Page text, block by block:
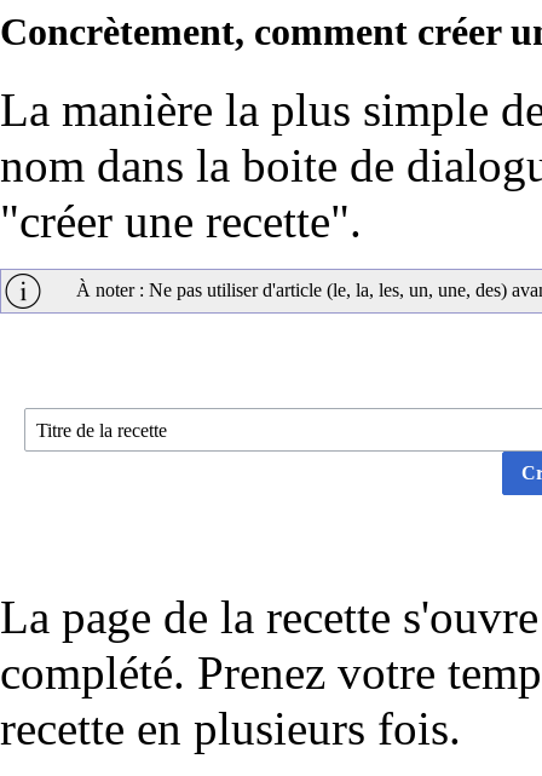
Concrètement, comment créer
La manière la plus simple
nom dans la boite de
"créer une recette".
À noter : Ne pas utiliser d'article (le, la, les, un, une, des)
La page de la recette
complété. Prenez votre
recette en plusieurs fois.